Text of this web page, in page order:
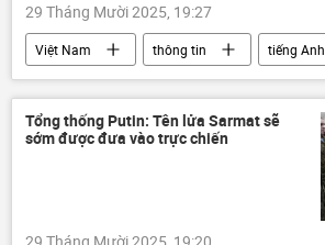
29 Tháng Mười 2025, 19:27
Việt Nam thông tin
tiếng Anh
ngôn ngữ
Xã hội
giáo dục
Bộ Giáo dục và Đào Tạo
Chính trị
Chính phủ
Tổng thống Putin: Tên lửa Sarmat sẽ
sớm được đưa vào trực chiến